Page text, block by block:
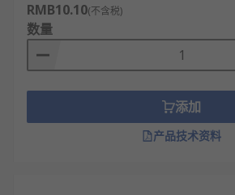
RMB10.10(不含税)
数量
添加
产品技术资料